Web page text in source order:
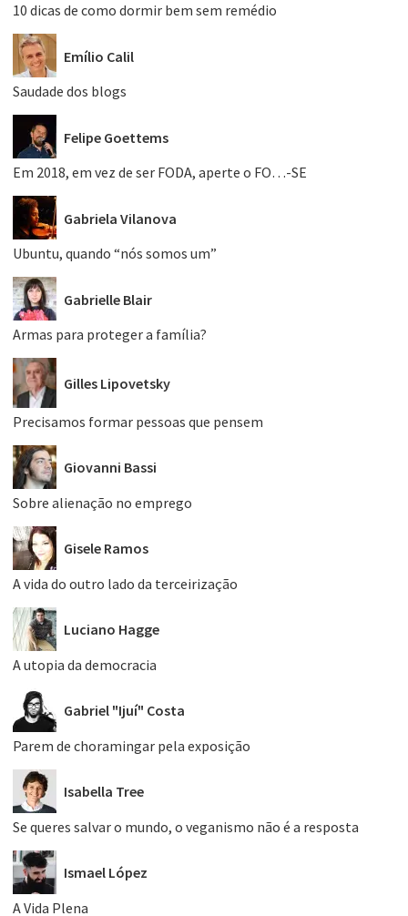
10 dicas de como dormir bem sem remédio
Emílio Calil
Saudade dos blogs
Felipe Goettems
Em 2018, em vez de ser FODA, aperte o FO…-SE
Gabriela Vilanova
Ubuntu, quando “nós somos um”
Gabrielle Blair
Armas para proteger a família?
Gilles Lipovetsky
Precisamos formar pessoas que pensem
Giovanni Bassi
Sobre alienação no emprego
Gisele Ramos
A vida do outro lado da terceirização
Luciano Hagge
A utopia da democracia
Gabriel "Ijuí" Costa
Parem de choramingar pela exposição
Isabella Tree
Se queres salvar o mundo, o veganismo não é a resposta
Ismael López
A Vida Plena